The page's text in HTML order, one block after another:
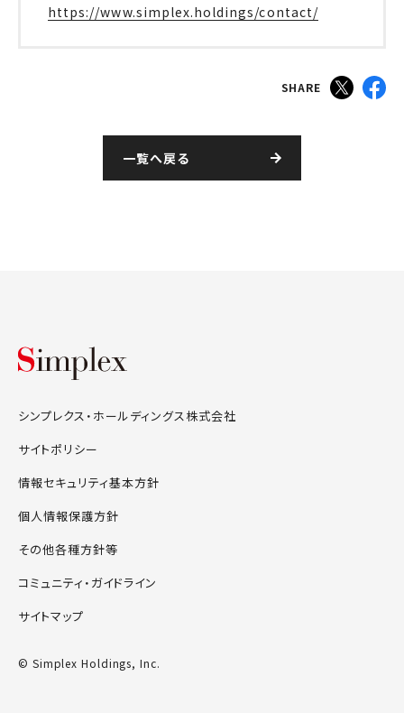
https://www.simplex.holdings/contact/
SHARE
一覧へ戻る
シンプレクス・ホールディングス株式会社
サイトポリシー
情報セキュリティ基本方針
個人情報保護方針
その他各種方針等
コミュニティ・ガイドライン
サイトマップ
© Simplex Holdings, Inc.